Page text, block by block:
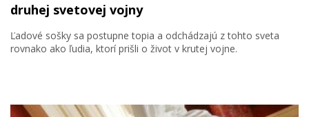
druhej svetovej vojny
Ľadové sošky sa postupne topia a odchádzajú z tohto sveta
rovnako ako ľudia, ktorí prišli o život v krutej vojne.